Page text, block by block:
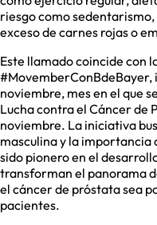
riesgo como
exceso de carnes rojas o
Este llamado coincide con
#MovemberConBdeBayer,
noviembre, mes en el que
Lucha contra el Cáncer de
noviembre. La iniciativa
masculina y la
sido pionero en el
transforman el panorama
el cáncer de próstata sea
pacientes.